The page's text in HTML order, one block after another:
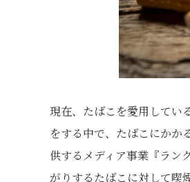
現在、たばこを愛用してい
をする中で、たばこにかか
供するメディア事業『ラン
がりするたばこに対して喫